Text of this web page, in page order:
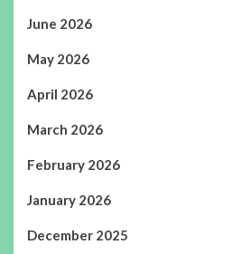
June 2026
May 2026
April 2026
March 2026
February 2026
January 2026
December 2025